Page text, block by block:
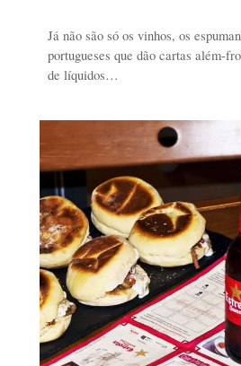
Já não são só os vinhos, os
portugueses que dão cartas além-
de líquidos…